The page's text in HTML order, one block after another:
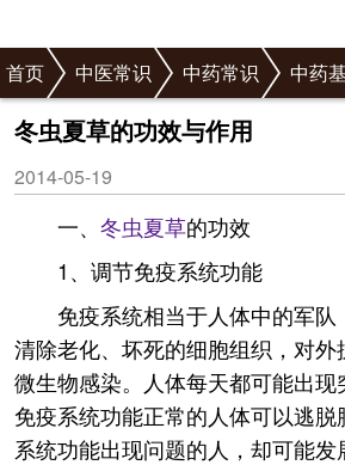
首页 中医常识 中药常识 中药
冬虫夏草的功效与作用
2014-05-19
一、 冬虫夏草的功效
1、调节免疫系统功能
免疫系统相当于人体中的军队
清除老化、坏死的细胞组织，对
微生物感染。人体每天都可能出现
免疫系统功能正常的人体可以逃
系统功能出现问题的人，却可能